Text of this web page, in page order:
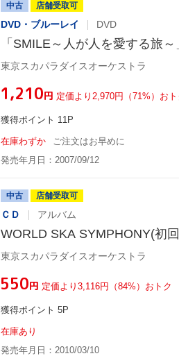
中古 店舗受取可
DVD・ブルーレイ DVD
「SMILE～人が人を愛する旅～
東京スカパラダイスオーケストラ
¥1,210円 定価より2,970円（71%）おト
獲得ポイント 11P
在庫わずか
ご注文はお早めに
発売年月日：2007/09/12
中古 店舗受取可
ＣＤ アルバム
WORLD SKA SYMPHONY(初
東京スカパラダイスオーケストラ
¥550円 定価より3,116円（84%）おトク
獲得ポイント 5P
在庫あり
発売年月日：2010/03/10